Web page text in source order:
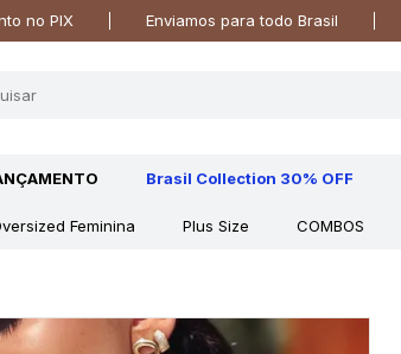
no PIX Enviamos para todo Brasil
Brasil Collection 30% OFF
Feminina Plus Size COMBOS